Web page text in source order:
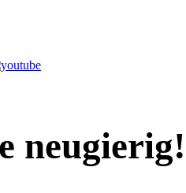
neugierig!